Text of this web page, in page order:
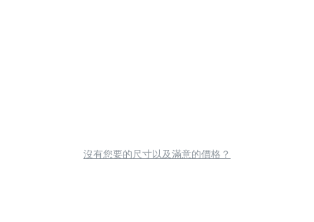
沒有您要的尺寸以及滿意的價格？